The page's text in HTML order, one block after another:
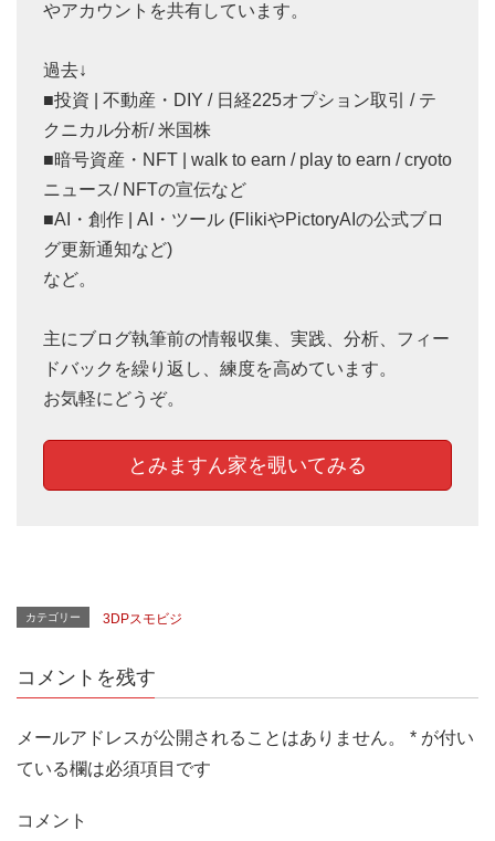
やアカウントを共有しています。
過去↓
■投資 | 不動産・DIY / 日経225オプション取引 / テ
クニカル分析/ 米国株
■暗号資産・NFT | walk to earn / play to earn / cryoto
ニュース/ NFTの宣伝など
■AI・創作 | AI・ツール (FlikiやPictoryAIの公式ブロ
グ更新通知など)
など。
主にブログ執筆前の情報収集、実践、分析、フィー
ドバックを繰り返し、練度を高めています。
お気軽にどうぞ。
とみますん家を覗いてみる
カテゴリー 3DPスモビジ
コメントを残す
メールアドレスが公開されることはありません。 * が付い
ている欄は必須項目です
コメント